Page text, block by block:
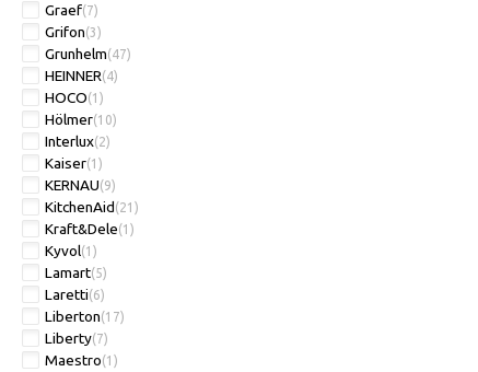
Graef(7)
Grifon(3)
Grunhelm(47)
HEINNER(4)
HOCO(1)
Hölmer(10)
Interlux(2)
Kaiser(1)
KERNAU(9)
KitchenAid(21)
Kraft&Dele(1)
Kyvol(1)
Lamart(5)
Laretti(6)
Liberton(17)
Liberty(7)
Maestro(1)